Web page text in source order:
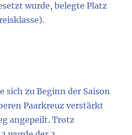
wurde, belegte Platz
sich zu Beginn der Saison
Paarkreuz verstärkt
angepeilt. Trotz